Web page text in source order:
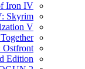
Iron IV
Skyrim
V
Ostfront
Edition